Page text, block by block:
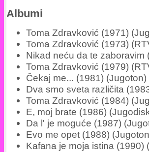
Albumi
Toma Zdravković (1971)
Toma Zdravković (1973)
Nikad neću da te zaboravim
Toma Zdravković (1979)
Čekaj me... (1981) (Jugoton)
Dva smo sveta različita
Toma Zdravković (1984)
E, moj brate (1986)
Da l' je moguće (1987)
Evo me opet (1988)
Kafana je moja istina (1990)